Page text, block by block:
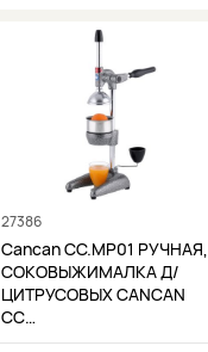
27386
Cancan CC.MP01 РУЧНАЯ,
СОКОВЫЖИМАЛКА Д/
ЦИТРУСОВЫХ CANCAN
CC…